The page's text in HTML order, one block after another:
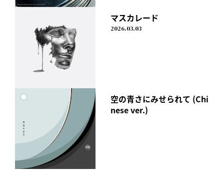
マスカレード
2026.03.03
空の青さにみせられて (Chi
nese ver.)